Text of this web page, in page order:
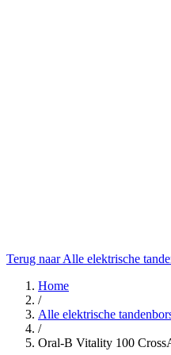
Terug naar Alle elektrische
Home
/
Alle elektrische
/
Oral-B Vitality 100